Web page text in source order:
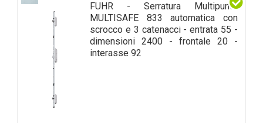
FUHR - Serratura Multipunto
MULTISAFE 833 automatica con
scrocco e 3 catenacci - entrata 55 -
dimensioni 2400 - frontale 20 -
interasse 92